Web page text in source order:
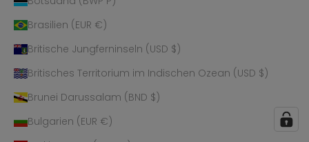
Brasilien (EUR €)
Britische Jungferninseln (USD $)
Britisches Territorium im Indischen Ozean (USD $)
Brunei Darussalam (BND $)
Bulgarien (EUR €)